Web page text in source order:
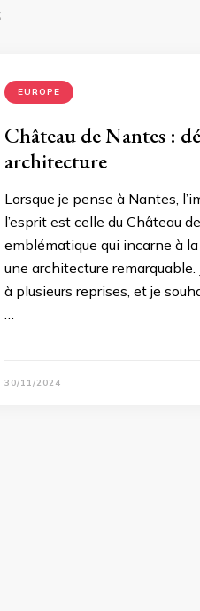
EUROPE
Château de Nantes :
architecture
Lorsque je pense à Nantes,
l’esprit est celle du Château
emblématique qui incarne à
une architecture remarquable.
à plusieurs reprises, et je
…
30/11/2024